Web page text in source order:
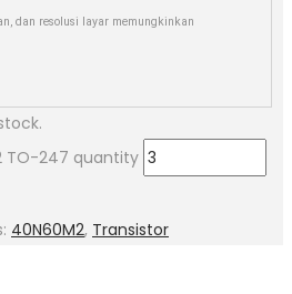
dan resolusi layar memungkinkan
TO-247 quantity
40N60M2, Transistor